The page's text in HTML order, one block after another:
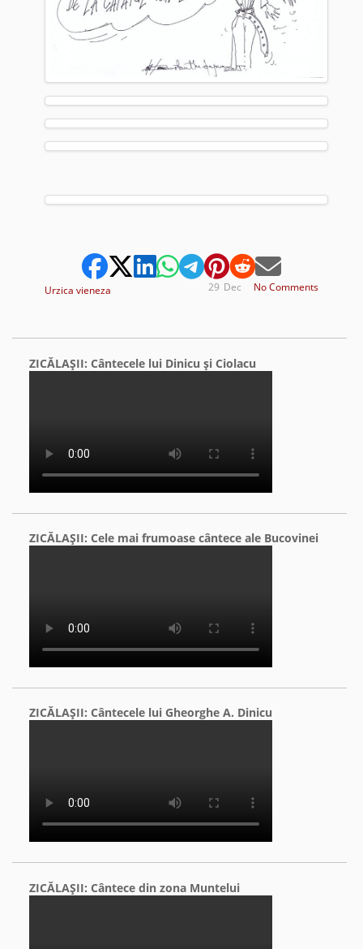
Urzica vieneza No Comments
Dec
29
ZICĂLAŞII: Cântecele lui Dinicu şi Ciolacu
ZICĂLAŞII: Cele mai frumoase cântece ale Bucovinei
ZICĂLAŞII: Cântecele lui Gheorghe A. Dinicu
ZICĂLAŞII: Cântece din zona Muntelui